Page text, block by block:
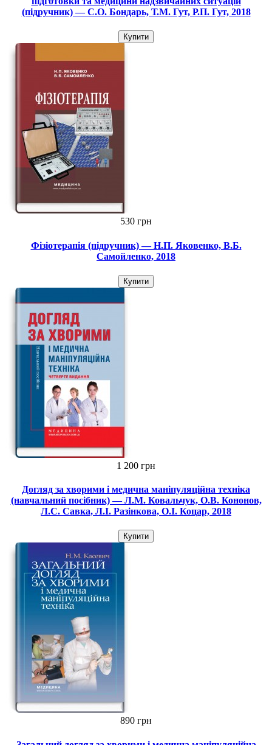
(підручник) — С.О. Бондарь, Т.М. Гут, Р.П. Гут, 2018
Купити
530 грн
Фізіотерапія (підручник) — Н.П. Яковенко, В.Б.
Самойленко, 2018
Купити
1 200 грн
Догляд за хворими і медична маніпуляційна техніка
(навчальний посібник) — Л.М. Ковальчук, О.В. Кононов,
Л.С. Савка, Л.І. Разінкова, О.І. Коцар, 2018
Купити
890 грн